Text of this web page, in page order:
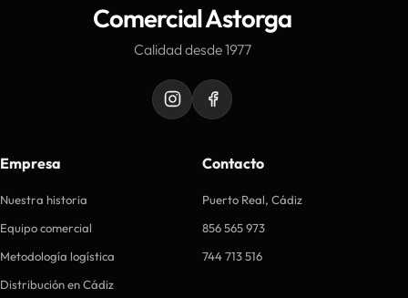
Comercial Astorga
Calidad desde 1977
Empresa
Nuestra historia
Equipo comercial
Metodología logística
Distribución en Cádiz
Contacto
Puerto Real, Cádiz
856 565 973
744 713 516